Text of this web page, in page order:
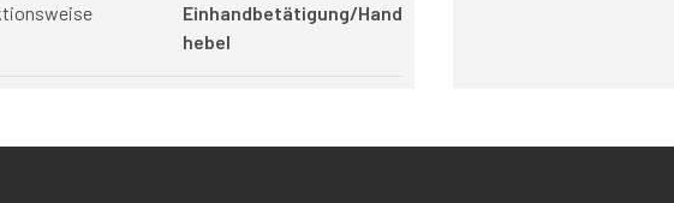
Einhandbetätigung/Hand
hebel